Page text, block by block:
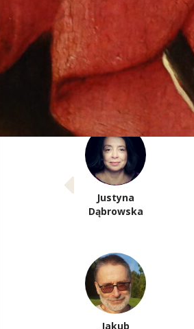
Józef
Czapski
Justyna
Dąbrowska
Jakub